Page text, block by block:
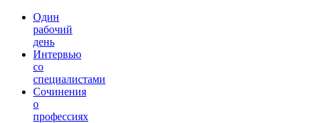
Один
рабочий
день
Интервью
со
специалистами
Сочинения
о
профессиях